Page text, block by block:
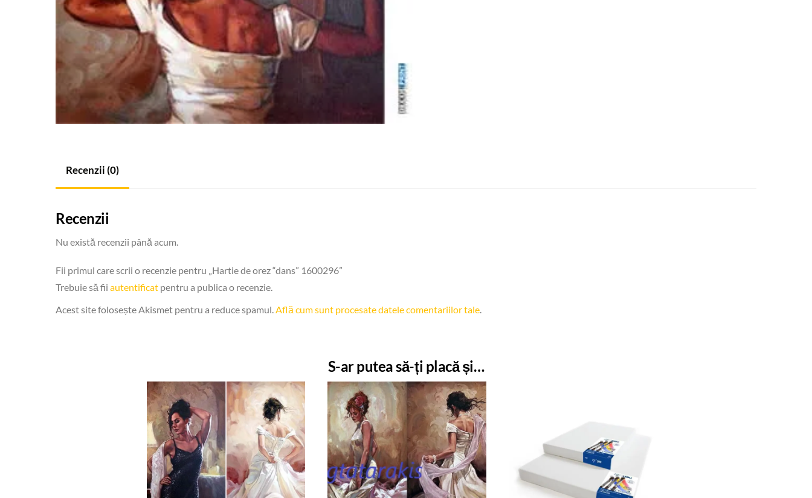
Recenzii (0)
Recenzii
Nu există recenzii până acum.
Fii primul care scrii o recenzie pentru „Hartie de orez “dans” 1600296”
Trebuie să fii autentificat pentru a publica o recenzie.
Acest site folosește Akismet pentru a reduce spamul. Află cum sunt procesate datele comentariilor tale
S-ar putea să-ți placă și…